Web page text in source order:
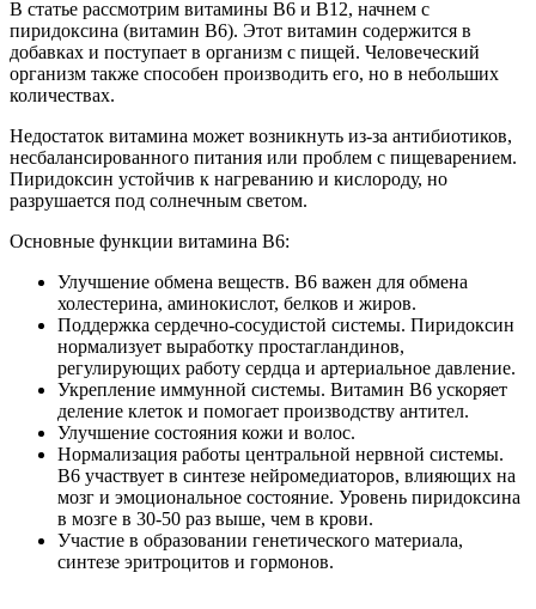
В статье рассмотрим витамины B6 и B12, начнем с
пиридоксина (витамин B6). Этот витамин содержится в
добавках и поступает в организм с пищей. Человеческий
организм также способен производить его, но в небольших
количествах.
Недостаток витамина может возникнуть из-за антибиотиков,
несбалансированного питания или проблем с пищеварением.
Пиридоксин устойчив к нагреванию и кислороду, но
разрушается под солнечным светом.
Основные функции витамина B6:
Улучшение обмена веществ. B6 важен для обмена
холестерина, аминокислот, белков и жиров.
Поддержка сердечно-сосудистой системы. Пиридоксин
нормализует выработку простагландинов,
регулирующих работу сердца и артериальное давление.
Укрепление иммунной системы. Витамин B6 ускоряет
деление клеток и помогает производству антител.
Улучшение состояния кожи и волос.
Нормализация работы центральной нервной системы.
B6 участвует в синтезе нейромедиаторов, влияющих на
мозг и эмоциональное состояние. Уровень пиридоксина
в мозге в 30-50 раз выше, чем в крови.
Участие в образовании генетического материала,
синтезе эритроцитов и гормонов.